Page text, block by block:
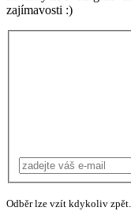
zajímavosti :)
Odběr lze vzít kdykoliv